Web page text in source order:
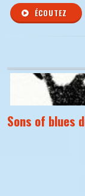
ÉCOUTEZ
Sons of blues